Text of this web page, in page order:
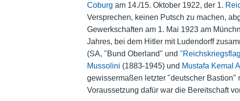
Coburg am 14./15. Oktober 1922, der 1.
Versprechen, keinen Putsch zu machen,
Gewerkschaften am 1. Mai 1923 am
Jahres, bei dem Hitler mit Ludendorff
(SA, "Bund Oberland" und
Mussolini (1883-1945) und Mustafa Kemal
gewissermaßen letzter "deutscher
Voraussetzung dafür war die Bereitschaft